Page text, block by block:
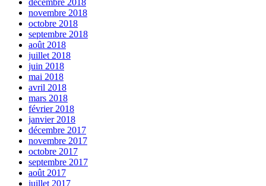
novembre 2018
octobre 2018
septembre 2018
août 2018
juillet 2018
juin 2018
mai 2018
avril 2018
mars 2018
février 2018
janvier 2018
décembre 2017
novembre 2017
octobre 2017
septembre 2017
août 2017
juillet 2017